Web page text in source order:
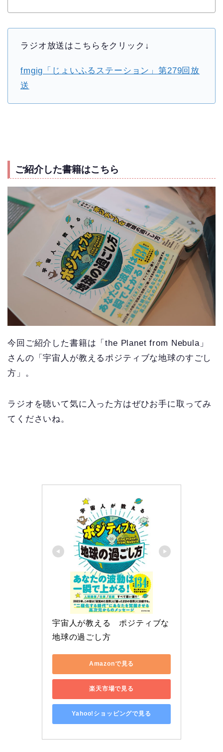
ラジオ放送はこちらをクリック↓
fmgig「じょいふるステーション」第279回放
送
ご紹介した書籍はこちら
今回ご紹介した書籍は「the Planet from Nebula」
さんの「宇宙人が教えるポジティブな地球のすごし
方」。
ラジオを聴いて気に入った方はぜひお手に取ってみ
てくださいね。
宇宙人が教える　ポジティブな
地球の過ごし方
Amazonで見る
楽天市場で見る
Yahoo!ショッピングで見る